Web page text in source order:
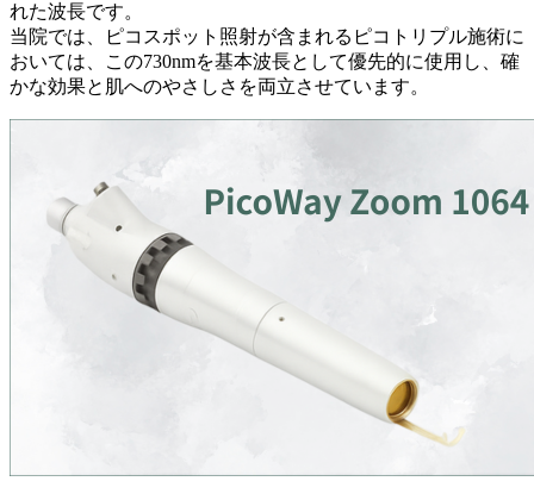
れた波長です。
当院では、ピコスポット照射が含まれるピコトリプル施術に
おいては、この730nmを基本波長として優先的に使用し、確
かな効果と肌へのやさしさを両立させています。